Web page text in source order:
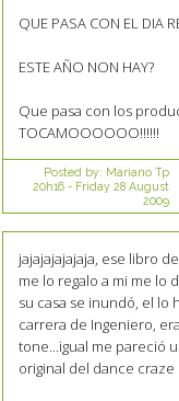
QUE PASA CON EL DIA
ESTE AÑO NON HAY?
Que pasa con los
TOCAMOOOOOO!!!!!!
Posted by: Mariano Tp
20h16- Friday 28 August
2009
jajajajajajaja, ese libro
me lo regalo a mi me lo
su casa se inundó, el lo
carrera de Ingeniero,
tone...igual me pareció
original del dance craze